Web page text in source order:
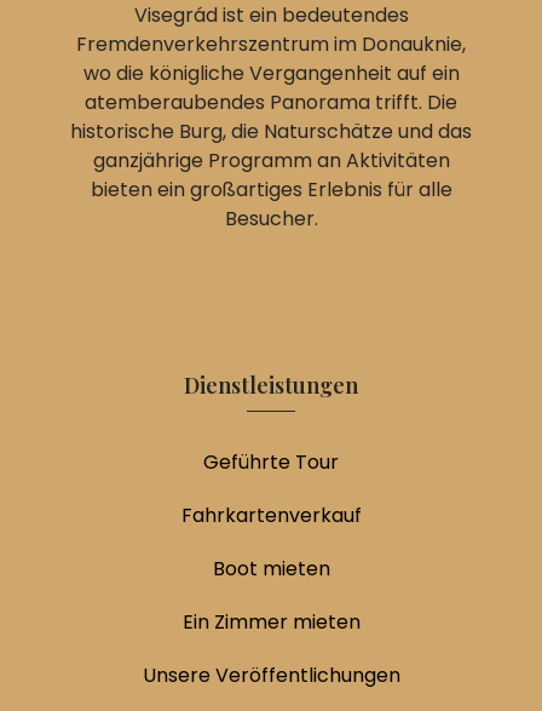
Visegrád ist ein bedeutendes
Fremdenverkehrszentrum im Donauknie,
wo die königliche Vergangenheit auf ein
atemberaubendes Panorama trifft. Die
historische Burg, die Naturschätze und das
ganzjährige Programm an Aktivitäten
bieten ein großartiges Erlebnis für alle
Besucher.
Dienstleistungen
Geführte Tour
Fahrkartenverkauf
Boot mieten
Ein Zimmer mieten
Unsere Veröffentlichungen